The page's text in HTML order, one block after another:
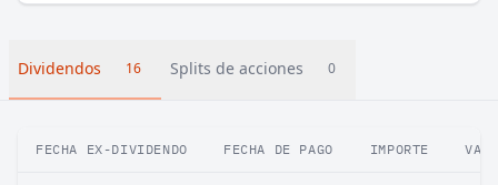
Dividendos 16 Splits de acciones 0
FECHA EX-DIVIDENDO FECHA DE PAGO IMPORTE